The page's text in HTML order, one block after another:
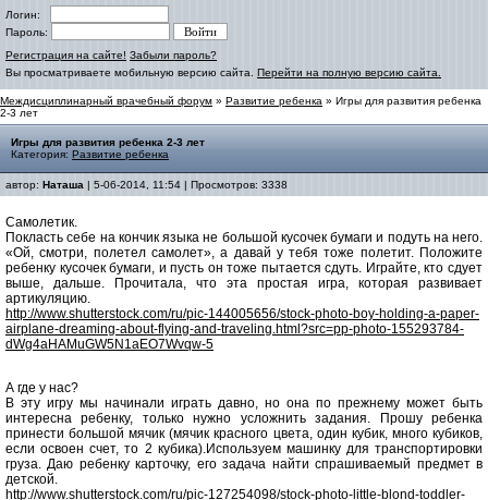
Логин:
Пароль:
Регистрация на сайте! Забыли пароль?
Вы просматриваете мобильную версию сайта. Перейти на полную версию сайта.
Междисциплинарный врачебный форум » Развитие ребенка » Игры для развития ребенка
2-3 лет
Игры для развития ребенка 2-3 лет
Категория: Развитие ребенка
автор: Наташа | 5-06-2014, 11:54 | Просмотров: 3338
Самолетик.
Покласть себе на кончик языка не большой кусочек бумаги и подуть на него.
«Ой, смотри, полетел самолет», а давай у тебя тоже полетит. Положите
ребенку кусочек бумаги, и пусть он тоже пытается сдуть. Играйте, кто сдует
выше, дальше. Прочитала, что эта простая игра, которая развивает
артикуляцию.
http://www.shutterstock.com/ru/pic-144005656/stock-photo-boy-holding-a-paper-
airplane-dreaming-about-flying-and-traveling.html?src=pp-photo-155293784-
dWg4aHAMuGW5N1aEO7Wvqw-5
А где у нас?
В эту игру мы начинали играть давно, но она по прежнему может быть
интересна ребенку, только нужно усложнить задания. Прошу ребенка
принести большой мячик (мячик красного цвета, один кубик, много кубиков,
если освоен счет, то 2 кубика).Используем машинку для транспортировки
груза. Даю ребенку карточку, его задача найти спрашиваемый предмет в
детской.
http://www.shutterstock.com/ru/pic-127254098/stock-photo-little-blond-toddler-